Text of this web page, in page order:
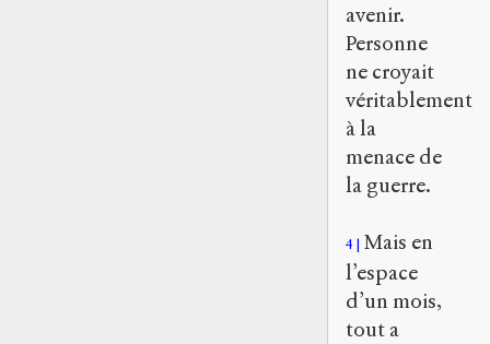
avenir.
Personne
ne croyait
véritablement
à la
menace de
la guerre.
4
Mais en
l’espace
d’un mois,
tout a